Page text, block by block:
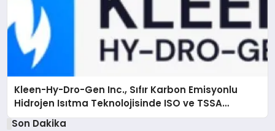
Kleen-Hy-Dro-Gen Inc., Sıfır Karbon Emisyonlu
Hidrojen Isıtma Teknolojisinde ISO ve TSSA
Düzenleyici Onaylarını Aldı
Son Dakika